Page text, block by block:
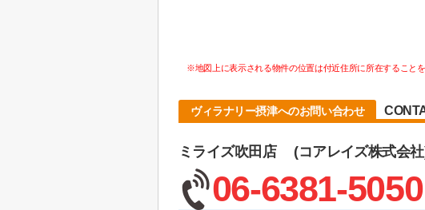
※地図上に表示される物件の位置は付近住所に所在すること
ヴィラナリー摂津へのお問い合わせ
ミライズ吹田店 (コアレイズ株式会
06-6381-5050